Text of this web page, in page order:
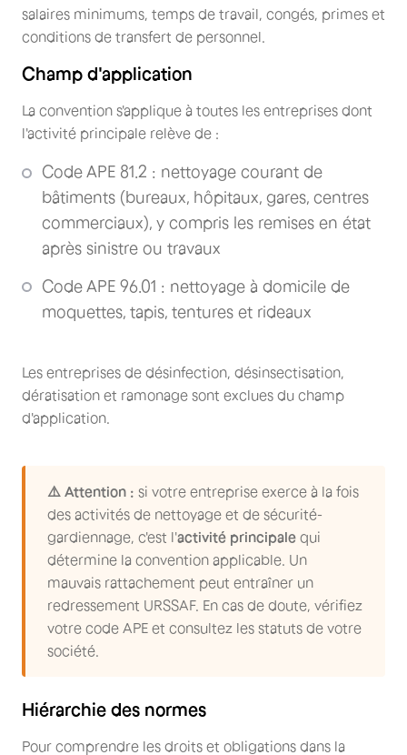
salaires minimums, temps de travail, congés, primes et
conditions de transfert de personnel.
Champ d'application
La convention s'applique à toutes les entreprises dont
l'activité principale relève de :
Code APE 81.2 : nettoyage courant de
bâtiments (bureaux, hôpitaux, gares, centres
commerciaux), y compris les remises en état
après sinistre ou travaux
Code APE 96.01 : nettoyage à domicile de
moquettes, tapis, tentures et rideaux
Les entreprises de désinfection, désinsectisation,
dératisation et ramonage sont exclues du champ
d'application.
⚠️ Attention : si votre entreprise exerce à la fois
des activités de nettoyage et de sécurité-
gardiennage, c'est l'activité principale qui
détermine la convention applicable. Un
mauvais rattachement peut entraîner un
redressement URSSAF. En cas de doute, vérifiez
votre code APE et consultez les statuts de votre
société.
Hiérarchie des normes
Pour comprendre les droits et obligations dans la